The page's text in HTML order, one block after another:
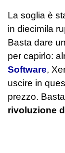
La soglia è
in diecimila
Basta dare
per capirlo:
Software,
uscire in
prezzo.
rivoluzione